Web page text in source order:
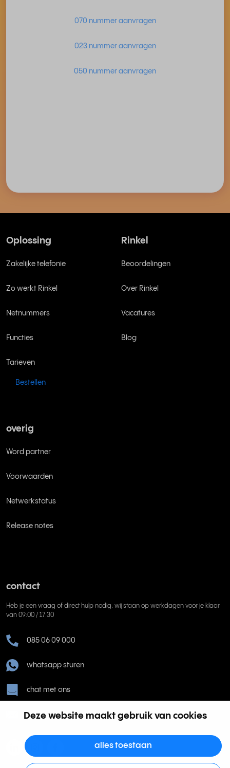
Deze website maakt gebruik van cookies
alles toestaan
070 nummer aanvragen
023 nummer aanvragen
050 nummer aanvragen
Oplossing
Zakelijke telefonie
Zo werkt Rinkel
Netnummers
Functies
Tarieven
Bestellen
Rinkel
Beoordelingen
Over Rinkel
Vacatures
Blog
overig
Word partner
Voorwaarden
Netwerkstatus
Release notes
contact
Heb je een vraag of direct hulp nodig, wij staan op werkdagen voor je klaar
van 09:00 / 17:30
085 06 09 000
whatsapp sturen
chat met ons
help@rinkel.nl